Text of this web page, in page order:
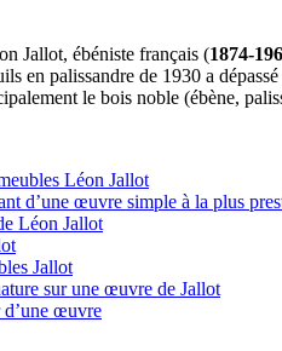
Jallot, ébéniste français (1874-
en palissandre de 1930 a
le bois noble (ébène,
Léon Jallot
d’une œuvre simple à la plus
Léon Jallot
Jallot
sur une œuvre de Jallot
œuvre